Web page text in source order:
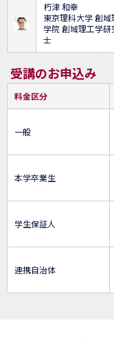
朽津 和幸
東京理科大学 創
学院 創域理工学
士
受講のお申込み
料金区分
一般
本学卒業生
学生保証人
連携自治体